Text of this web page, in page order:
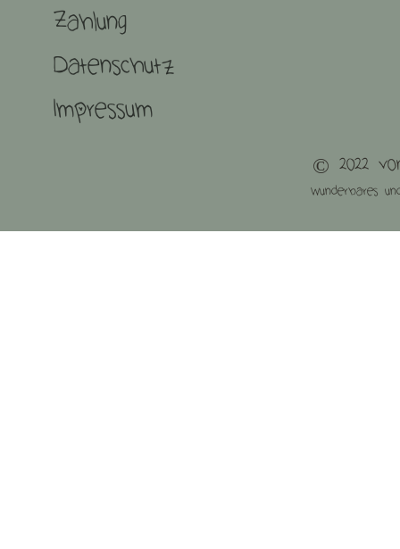
Zahlung
Datenschutz
Impressum
© 2022
Wunderbares